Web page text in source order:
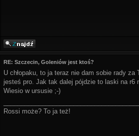
RE: Szczecin, Goleniów jest ktoś?
U chłopaku, to ja teraz nie dam sobie rady
jesteś pro. Jak tak dalej pójdzie to laski na r6
Wiesio w ursusie ;-)
Rossi może? To ja też!